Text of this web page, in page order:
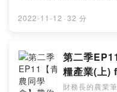
農的提攜◤回農很重要的
HELL Podcast頻道
業筆記 FBhttps://
絡我們
2022-11-12 · 32 分
第二季
糧產業(上)
財務長的農業